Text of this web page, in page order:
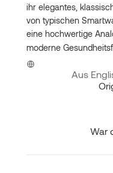
ihr elegantes,
von typischen
eine hochwertige
moderne
Aus
War